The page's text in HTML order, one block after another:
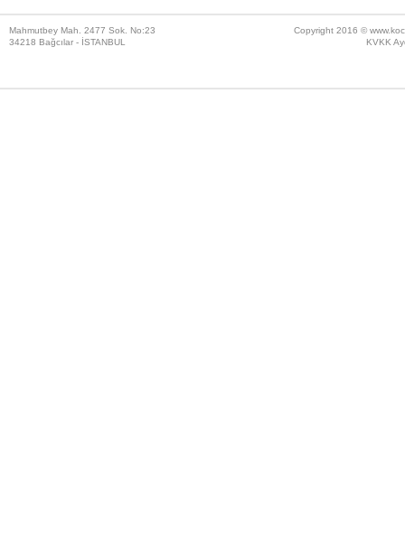
Mahmutbey Mah. 2477 Sok. No:23
34218 Bağcılar - İSTANBUL
Copyright 2016 ©
KVKK